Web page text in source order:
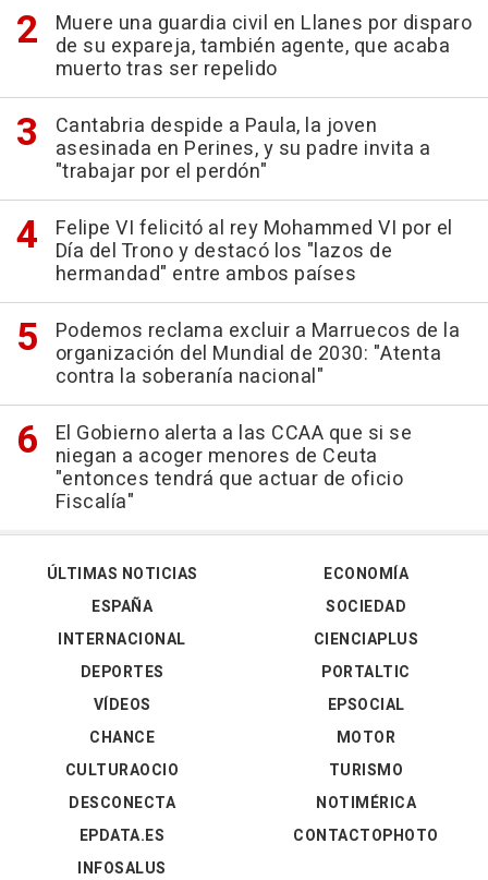
Muere una guardia civil en Llanes por disparo
de su expareja, también agente, que acaba
muerto tras ser repelido
Cantabria despide a Paula, la joven
asesinada en Perines, y su padre invita a
"trabajar por el perdón"
Felipe VI felicitó al rey Mohammed VI por el
Día del Trono y destacó los "lazos de
hermandad" entre ambos países
Podemos reclama excluir a Marruecos de la
organización del Mundial de 2030: "Atenta
contra la soberanía nacional"
El Gobierno alerta a las CCAA que si se
niegan a acoger menores de Ceuta
"entonces tendrá que actuar de oficio
Fiscalía"
ÚLTIMAS NOTICIAS
ESPAÑA
INTERNACIONAL
DEPORTES
VÍDEOS
ECONOMÍA
SOCIEDAD
CIENCIAPLUS
PORTALTIC
EPSOCIAL
CHANCE
CULTURAOCIO
DESCONECTA
EPDATA.ES
INFOSALUS
MOTOR
TURISMO
NOTIMÉRICA
CONTACTOPHOTO